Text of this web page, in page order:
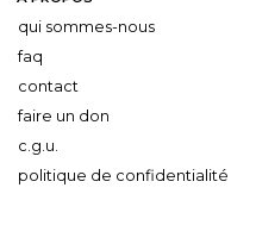
qui sommes-nous
faq
contact
faire un don
c.g.u.
politique de confidentialité